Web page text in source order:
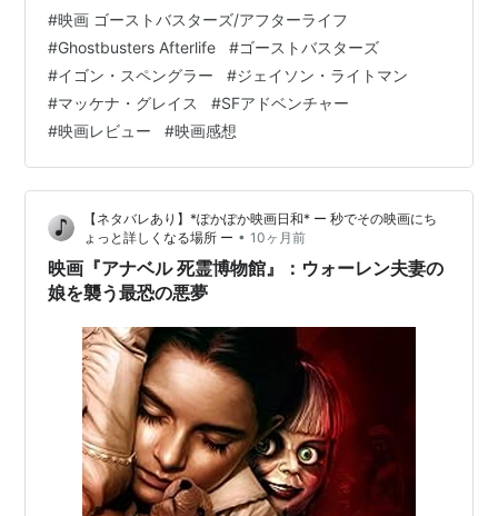
の物語として描かれています。原因不明の地震が続くオ
クラホマ州の田舎町に、母と兄妹の3人で引っ越してきた
科学オタクの少女フィービー（マッケナ・グレイス）。
彼女は、亡くなった祖父イゴン・スペングラー博士（オ
リジナル・ゴーストバスターズの一員）が遺した古びた
農場で、プロト…
#映画 ゴーストバスターズ/アフターライフ
#Ghostbusters Afterlife #ゴーストバスターズ
#イゴン・スペングラー #ジェイソン・ライトマン
#マッケナ・グレイス #SFアドベンチャー
#映画レビュー #映画感想
【ネタバレあり】*ぽかぽか映画日和* ー 秒でその映画にち
ょっと詳しくなる場所 ー • 10ヶ月前
映画『アナベル 死霊博物館』：ウォーレン夫妻の
娘を襲う最恐の悪夢